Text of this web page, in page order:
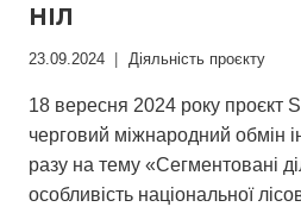
НІЛ
23.09.2024 Діяльність проєкту
18 вересня 2024 року проєкт
черговий міжнародний обмін
разу на тему «Сегментовані
особливість національної